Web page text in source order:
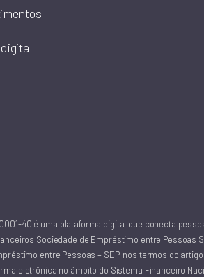
40 é uma plataforma digital que conecta
Sociedade de Empréstimo entre Pessoas
entre Pessoas – SEP, nos termos do
eletrônica no âmbito do Sistema Financeiro